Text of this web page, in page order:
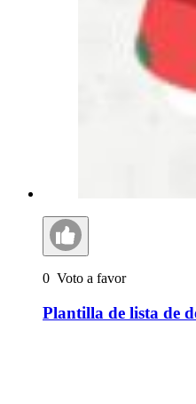
0 Voto a favor
Plantilla de lista de